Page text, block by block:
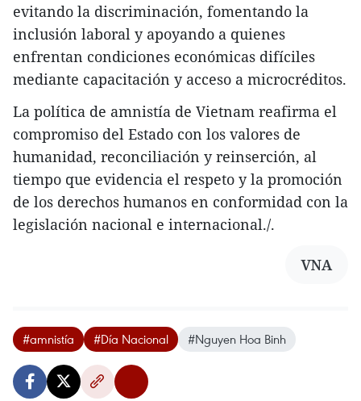
evitando la discriminación, fomentando la
inclusión laboral y apoyando a quienes
enfrentan condiciones económicas difíciles
mediante capacitación y acceso a microcréditos.
La política de amnistía de Vietnam reafirma el
compromiso del Estado con los valores de
humanidad, reconciliación y reinserción, al
tiempo que evidencia el respeto y la promoción
de los derechos humanos en conformidad con la
legislación nacional e internacional./.
VNA
#amnistía #Día Nacional #Nguyen Hoa Binh